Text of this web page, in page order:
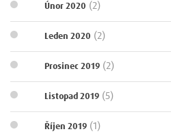
Únor 2020 (2)
Leden 2020 (2)
Prosinec 2019 (2)
Listopad 2019 (5)
Říjen 2019 (1)